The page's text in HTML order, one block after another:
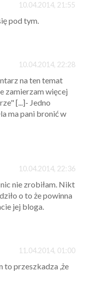
10.04.2014, 21:55
pod tym.
10.04.2014, 22:28
na ten temat
zamierzam więcej
[...]- Jedno
ma pani bronić w
10.04.2014, 22:36
nie zrobiłam. Nikt
o to że powinna
jej bloga.
11.04.2014, 01:00
to przeszkadza ,że